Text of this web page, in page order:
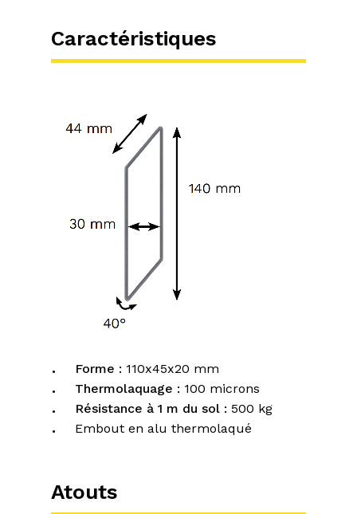
Caractéristiques
Forme : 110x45x20 mm
Thermolaquage : 100 microns
Résistance à 1 m du sol : 500 kg
Embout en alu thermolaqué
Atouts